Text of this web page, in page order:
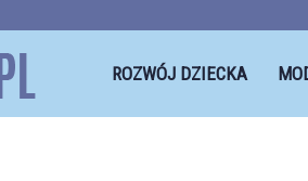
ROZWÓJ DZIECKA